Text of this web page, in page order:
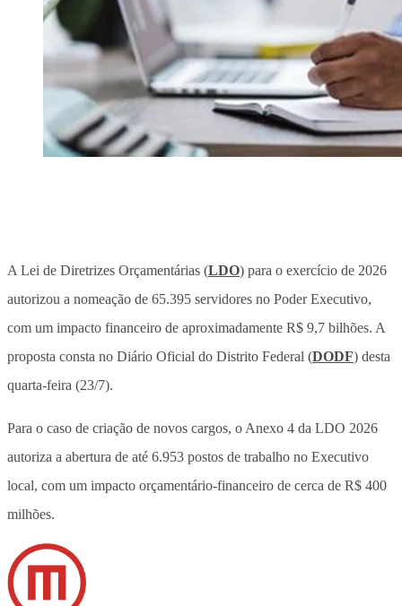
A Lei de Diretrizes Orçamentárias (LDO) para o exercício de 2026
autorizou a nomeação de 65.395 servidores no Poder Executivo,
com um impacto financeiro de aproximadamente R$ 9,7 bilhões. A
proposta consta no Diário Oficial do Distrito Federal (DODF) desta
quarta-feira (23/7).
Para o caso de criação de novos cargos, o Anexo 4 da LDO 2026
autoriza a abertura de até 6.953 postos de trabalho no Executivo
local, com um impacto orçamentário-financeiro de cerca de R$ 400
milhões.